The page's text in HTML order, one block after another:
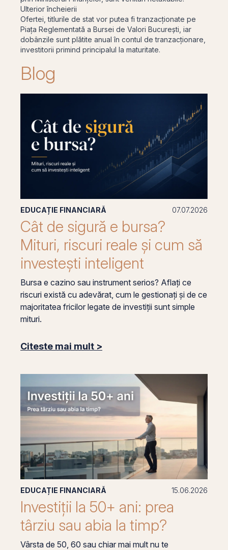
Ulterior încheierii
Ofertei, titlurile de stat vor putea fi tranzacționate pe
Piața Reglementată a Bursei de Valori București, iar
dobânzile sunt plătite anual în contul de tranzacționare,
investitorii primind principalul la maturitate.
Blog
EDUCAȚIE FINANCIARĂ 07.07.2026
Cât de sigură e bursa?
Mituri, riscuri reale și cum să
investești inteligent
Bursa e cazino sau instrument serios? Aflați ce
riscuri există cu adevărat, cum le gestionați și de ce
majoritatea fricilor legate de investiții sunt simple
mituri.
Citeste mai mult >
EDUCAȚIE FINANCIARĂ 15.06.2026
Investiții la 50+ ani: prea
târziu sau abia la timp?
Vârsta de 50, 60 sau chiar mai mult nu te